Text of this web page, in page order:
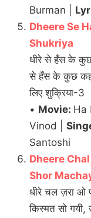
Burman |
Dheere Se
Shukriya
धीरे से हँस के कुछ
से हँस के कुछ कह
लिए शुक्रिया-3
• Movie: Ha
Vinod |
Santoshi
Dheere
Shor
धीरे चल ज़रा ओ
किस्मत सो गयी,